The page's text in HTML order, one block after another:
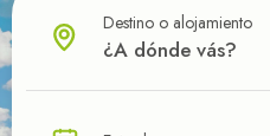
¿CUÁL VA A SER
Destino o alojamiento